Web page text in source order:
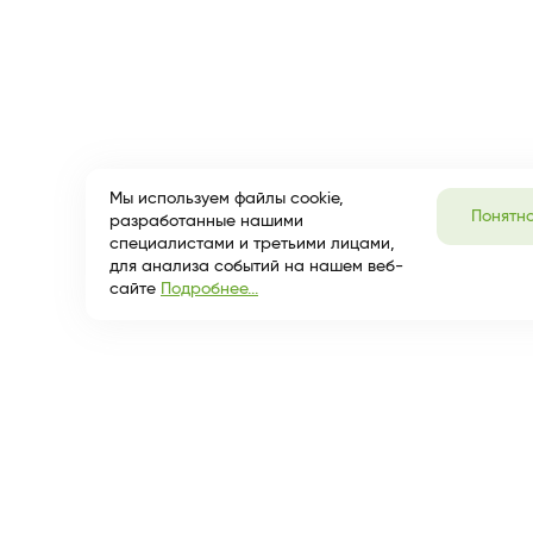
Мы используем файлы cookie,
разработанные нашими
специалистами и третьими лицами,
для анализа событий на нашем веб-
сайте Подробнее...